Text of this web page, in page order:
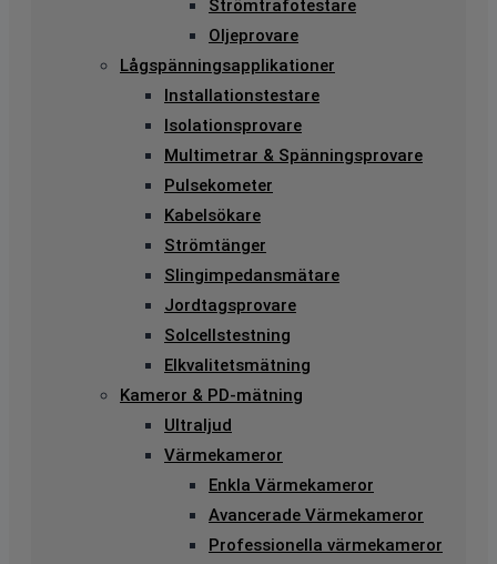
Strömtrafotestare
Oljeprovare
Lågspänningsapplikationer
Installationstestare
Isolationsprovare
Multimetrar & Spänningsprovare
Pulsekometer
Kabelsökare
Strömtänger
Slingimpedansmätare
Jordtagsprovare
Solcellstestning
Elkvalitetsmätning
Kameror & PD-mätning
Ultraljud
Värmekameror
Enkla Värmekameror
Avancerade Värmekameror
Professionella värmekameror